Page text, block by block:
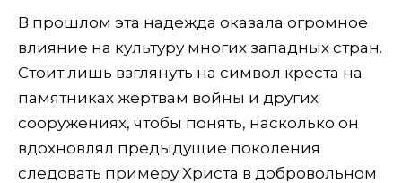
В прошлом эта надежда оказала огромное
влияние на культуру многих западных стран.
Стоит лишь взглянуть на символ креста на
памятниках жертвам войны и других
сооружениях, чтобы понять, насколько он
вдохновлял предыдущие поколения
следовать примеру Христа в добровольном